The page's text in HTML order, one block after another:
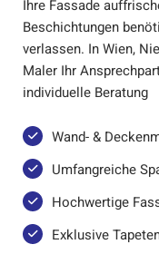
Ihre Fassade
Beschichtungen
verlassen. In Wien,
Maler Ihr
individuelle Beratung
Wand- &
Umfangreiche
Hochwertige
Exklusive